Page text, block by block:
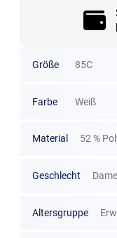
Größe 85C
Farbe Weiß
Material 52 %
Geschlecht
Altersgruppe